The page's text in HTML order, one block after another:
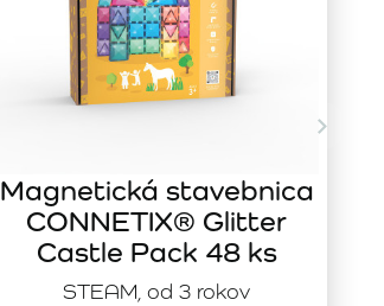
STEAM, od 3 rokov
Magnetická stavebnica
CONNETIX® Glitter
Castle Pack 48 ks